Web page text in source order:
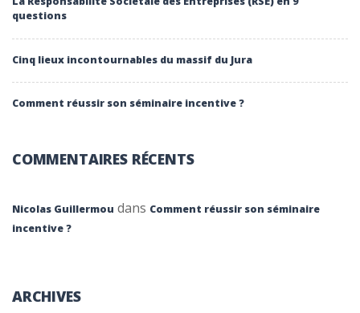
questions
Cinq lieux incontournables du massif du Jura
Comment réussir son séminaire incentive ?
COMMENTAIRES RÉCENTS
Nicolas Guillermou dans Comment réussir son séminaire
incentive ?
ARCHIVES